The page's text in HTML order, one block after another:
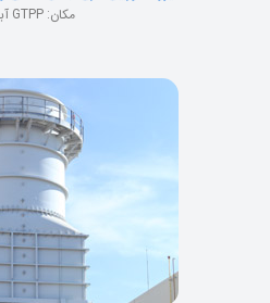
مکان: GTPP آبادان